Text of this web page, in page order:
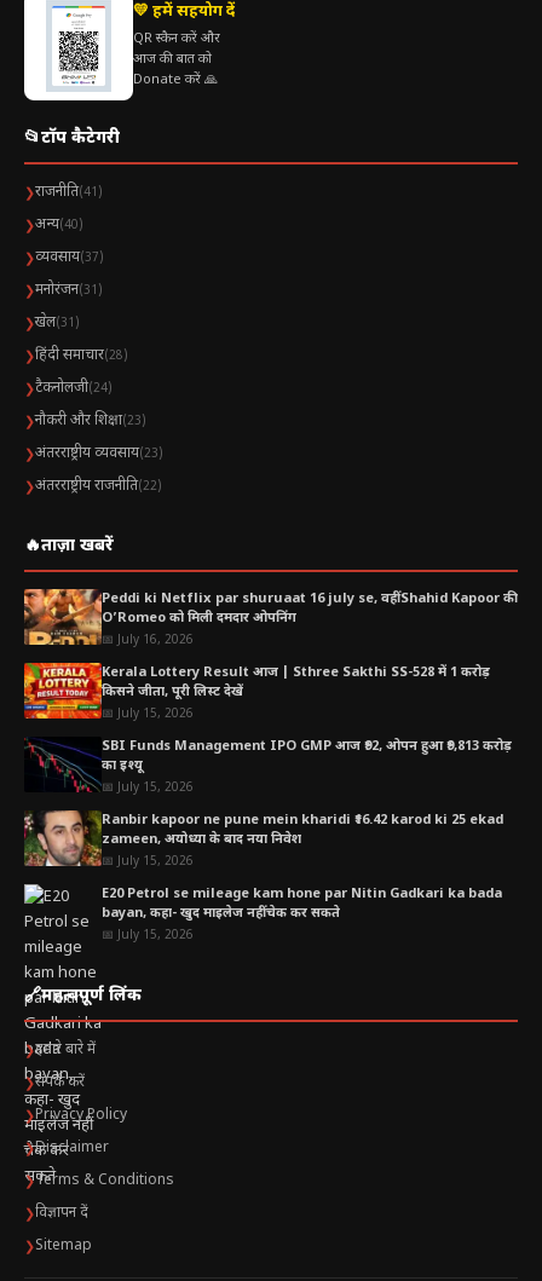
💛 हमें सहयोग दें
QR स्कैन करें और
आज की बात को
Donate करें 🙏
📂टॉप कैटेगरी
❯राजनीति(41)
❯अन्य(40)
❯व्यवसाय(37)
❯मनोरंजन(31)
❯खेल(31)
❯हिंदी समाचार(28)
❯टैकनोलजी(24)
❯नौकरी और शिक्षा(23)
❯अंतरराष्ट्रीय व्यवसाय(23)
❯अंतरराष्ट्रीय राजनीति(22)
🔥ताज़ा खबरें
Peddi ki Netflix par shuruaat 16 july se, वहीं Shahid Kapoor की
O’Romeo को मिली दमदार ओपनिंग
📅 July 16, 2026
Kerala Lottery Result आज | Sthree Sakthi SS-528 में 1 करोड़
किसने जीता, पूरी लिस्ट देखें
📅 July 15, 2026
SBI Funds Management IPO GMP आज ₹92, ओपन हुआ ₹9,813 करोड़
का इश्यू
📅 July 15, 2026
Ranbir kapoor ne pune mein kharidi ₹16.42 karod ki 25 ekad
zameen, अयोध्या के बाद नया निवेश
📅 July 15, 2026
E20 Petrol se mileage kam hone par Nitin Gadkari ka bada
bayan, कहा- खुद माइलेज नहीं चेक कर सकते
📅 July 15, 2026
🔗महत्वपूर्ण लिंक
❯हमारे बारे में
❯संपर्क करें
❯Privacy Policy
❯Disclaimer
❯Terms & Conditions
❯विज्ञापन दें
❯Sitemap